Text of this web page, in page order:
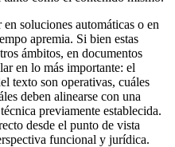
soluciones automáticas o en
apremia. Si bien estas
ámbitos, en documentos
en lo más importante: el
texto son operativas, cuáles
deben alinearse con una
previamente establecida.
desde el punto de vista
funcional y jurídica.